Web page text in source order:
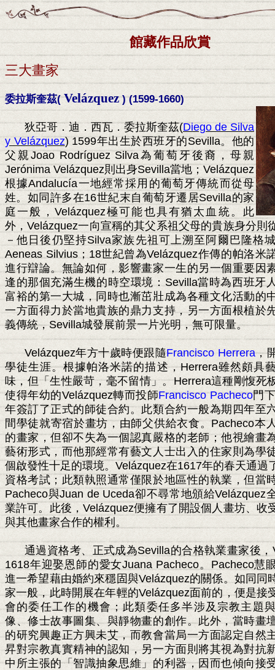
館藏作品欣賞
三大畫家
委拉斯奎茲(Velázquez) (1599-1660)
狄亞哥．迪．西瓦．委拉斯奎茲(Diego de Silva
y Velázquez) 1599年出生於西班牙的Sevilla。他的
父親Joao Rodríguez Silva為葡萄牙後裔，母親
Jerónima Velázquez則出身Sevilla當地； Velázquez
根據Andalucía一地經常採用的葡萄牙傳統而從母
姓。如同許多在16世紀末自葡萄牙遷居Sevilla的家
庭一般， Velázquez極可能也具有猶太血統。此
外，Velázquez一向宣稱的其父系祖父母的貴族身分則
－他日後仍堅持Silva家族先祖可上溯至阿爾巴隆格
Aeneas Silvius；18世紀曾為Velázquez作傳的帕洛米
進行辯論。無論如何，影響畫家一生的另一個重要因
逢的那個充滿生機的時空環境：Sevilla當時為西班牙
富裕的第一大城，同時也漸茁壯成為各種文化活動的
一方面得力於當地貴族的鼎力支持，另一方面根植於
義傳統， Sevilla城發展前景一片光明，無可限量。
Velázquez年方十歲時便跟隨Francisco Herrera，
學徒生涯。根據帕洛米諾的描述，Herrera雖然頗具
味，但「生性嚴苛，毫不留情」。Herrera這種剛愎死
使得年幼的Velázquez轉而投師Francisco Pacheco門
年簽訂了正式的師徒合約。此類合約一般為期四年至
間學徒就寄宿於畫坊，由師父供給衣食。Pacheco本
的畫家，但卻不失為一個認真嚴格的老師；他視繪畫
藝術形式，而他那經常有藝文人士出入的住家則為學
個啟發性十足的環境。 Velázquez在1617年的春天通過
資格考試；此類執照通常僅限於地區性的執業，但當
Pacheco與Juan de Uceda卻不尋常地頒給Velázquez
業許可。此後，Velázquez便擁有了開設個人畫坊、收
與其他畫家合作的權利。
通過資格考、正式成為Sevilla的合格執業畫家後，
1618年迎娶恩師的愛女Juana Pacheco。 Pacheco慧
進一希望藉由婚約來穩固與Velázquez的關係。如同同
家一般，此時開展在年輕的Velázquez面前的，便是接
會的委任工作的機會；此類委任多半涉及宗教主題
像、修士故事圖集、與靜物畫的創作。此外，當時畫
的研究興趣正方興未艾，而教會當局一方面認定自然
昇對宗教真實精神的認知，另一方面則將其視為對抗
中所主張的「智識抽象思維」的利器，因而也傾向接